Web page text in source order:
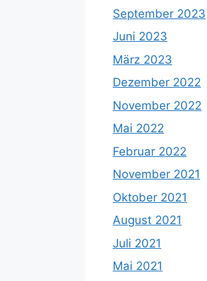
September 2023
Juni 2023
März 2023
Dezember 2022
November 2022
Mai 2022
Februar 2022
November 2021
Oktober 2021
August 2021
Juli 2021
Mai 2021